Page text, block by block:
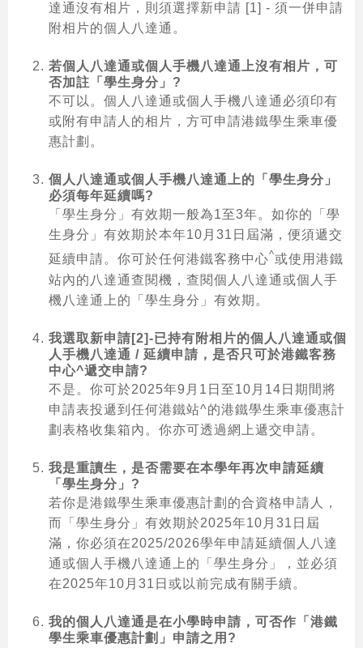
達通沒有相片，則須選擇新申請 [1] - 須一併申請
附相片的個人八達通。
若個人八達通或個人手機八達通上沒有相片，可
否加註「學生身分」?
不可以。個人八達通或個人手機八達通必須印有
或附有申請人的相片，方可申請港鐵學生乘車優
惠計劃。
個人八達通或個人手機八達通上的「學生身分」
必須每年延續嗎?
「學生身分」有效期一般為1至3年。如你的「學
生身分」有效期於本年10月31日屆滿，便須遞交
延續申請。你可於任何港鐵客務中心^或使用港鐵
站內的八達通查閱機，查閱個人八達通或個人手
機八達通上的「學生身分」有效期。
我選取新申請[2]-已持有附相片的個人八達通或個
人手機八達通 / 延續申請，是否只可於港鐵客務
中心^遞交申請?
不是。你可於2025年9月1日至10月14日期間將
申請表投遞到任何港鐵站^的港鐵學生乘車優惠計
劃表格收集箱內。你亦可透過網上遞交申請。
我是重讀生，是否需要在本學年再次申請延續
「學生身分」?
若你是港鐵學生乘車優惠計劃的合資格申請人，
而「學生身分」有效期於2025年10月31日屆
滿，你必須在2025/2026學年申請延續個人八達
通或個人手機八達通上的「學生身分」，並必須
在2025年10月31日或以前完成有關手續。
我的個人八達通是在小學時申請，可否作「港鐵
學生乘車優惠計劃」申請之用?